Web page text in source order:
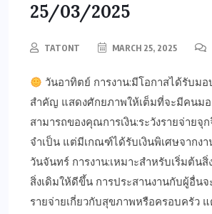
25/03/2025
TATONT MARCH 25, 2025
วันอาทิตย์ การงาน:มีโอกาสได้รับม
สำคัญ แสดงศักยภาพให้เต็มที่จะมีคนมอ
สามารถของคุณการเงิน:ระวังรายจ่ายจุ
จำเป็น แต่มีเกณฑ์ได้รับเงินพิเศษจากงา
วันจันทร์ การงาน:เหมาะสำหรับเริ่มต้น
สิ่งเดิมให้ดีขึ้น การประสานงานกับผู้อื่นจ
รายจ่ายเกี่ยวกับสุขภาพหรือครอบครัว แ